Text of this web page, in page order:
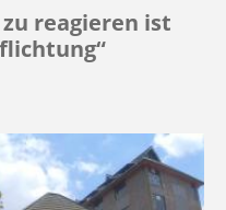
zu reagieren ist